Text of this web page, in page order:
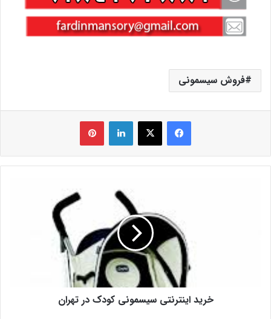
فروش سیسمونی
فیس بوک X لینکدین ‫پین‌ترست
خرید اینترنتی سیسمونی کودک در تهران